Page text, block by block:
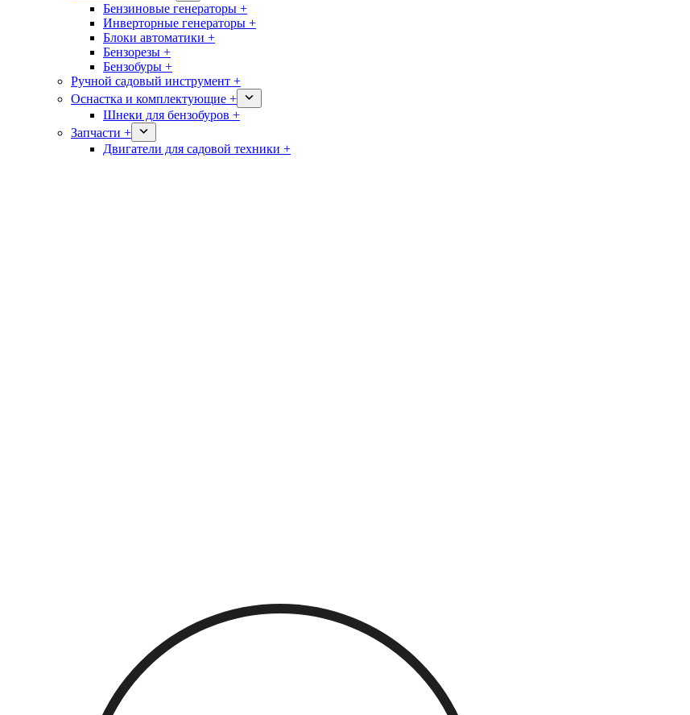
Бензиновые генераторы +
Инверторные генераторы +
Блоки автоматики +
Бензорезы +
Бензобуры +
Ручной садовый инструмент +
Оснастка и комплектующие +
Шнеки для бензобуров +
Запчасти +
Двигатели для садовой техники +